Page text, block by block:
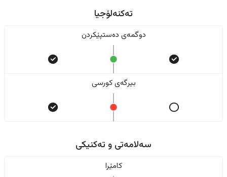
تەکنەلۆجیا
دوگمەی دەستپێکردن
بیرگەی کورسی
سەلامەتی و تەکنیکی
کامێرا